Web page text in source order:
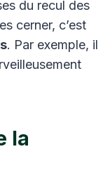
du recul des
cerner, c’est
. Par exemple, il
la